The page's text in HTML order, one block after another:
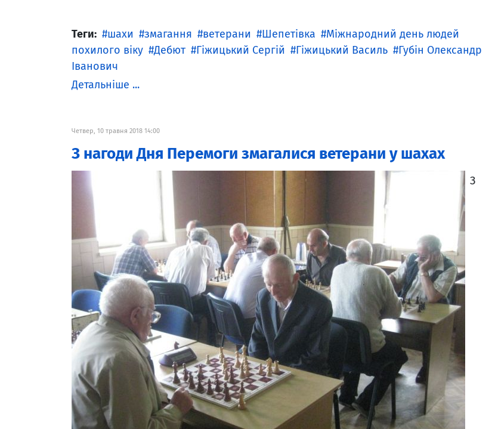
Теги: шахи змагання ветерани Шепетівка
Міжнародний день людей
похилого віку
Дебют Гіжицький Сергій Гіжицький Василь
Губін Олександр
Іванович
Детальніше ...
Четвер, 10 травня 2018 14:00
З нагоди Дня Перемоги змагалися ветерани у шахах
З